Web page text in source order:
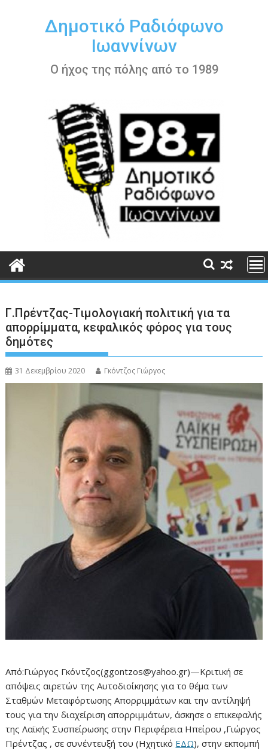
περιεχόμενοΔημοτικό Ραδιόφωνο
Ιωαννίνων
Ο ήχος της πόλης από το 1989
Γ.Πρέντζας-Τιμολογιακή πολιτική για τα
απορρίμματα, κεφαλικός φόρος για τους
δημότες
31 Δεκεμβρίου 2020 Γκόντζος Γιώργος
Από:Γιώργος Γκόντζος(ggontzos@yahoo.gr)—Κριτική σε
απόψεις αιρετών της Αυτοδιοίκησης για το θέμα των
Σταθμών Μεταφόρτωσης Απορριμμάτων και την αντίληψή
τους για την διαχείριση απορριμμάτων, άσκησε ο επικεφαλής
της Λαϊκής Συσπείρωσης στην Περιφέρεια Ηπείρου ,Γιώργος
Πρέντζας , σε συνέντευξή του (Ηχητικό ΕΔΩ), στην εκπομπή